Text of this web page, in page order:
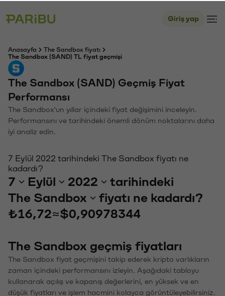
Giriş yap
Anasayfa
The Sandbox fiyatı
The Sandbox (SAND) TL fiyat geçmişi
The Sandbox (SAND) Geçmiş Fiyat
Performansı
The Sandbox'un yıllar içindeki fiyat değişimini inceleyin.
Performansını ve tarihindeki önemli dönüm noktalarını daha
iyi analiz edin.
7 Eylül 2022 tarihindeki The Sandbox fiyatı ne
kadardı?
7 Eylül 2022
tarihindeki
The Sandbox
fiyatı ne kadardı?
₺16,72≈$0,90978344
The Sandbox geçmiş fiyatları
The Sandbox fiyat geçmişini takip ederek kripto varlıkların
zaman içindeki performansını izleyin. Aşağıdaki tabloyu
kullanarak açılış ve kapanış değerlerini, en yüksek ve en
düşük fiyatları ve işlem hacmini kolayca görüntüleyebilirsiniz.